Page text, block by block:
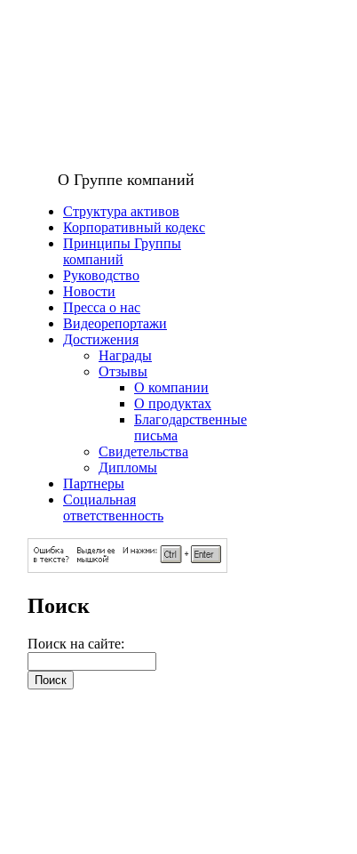
О Группе компаний
Структура активов
Корпоративный кодекс
Принципы Группы
компаний
Руководство
Новости
Пресса о нас
Видеорепортажи
Достижения
Награды
Отзывы
О компании
О продуктах
Благодарственные
письма
Свидетельства
Дипломы
Партнеры
Социальная
ответственность
Поиск
Поиск на сайте: